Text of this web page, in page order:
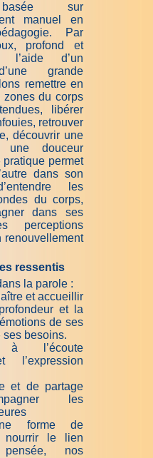
sur
manuel en
Par
profond et
d’un
grande
remettre en
zones du corps
libérer
retrouver
découvrir une
une douceur
permet
dans son
les
du corps,
dans ses
perceptions
renouvellement
ressentis
la parole :
et accueillir
et la
de ses
ses besoins.
à l’écoute
l’expression
et de partage
les
forme de
nourrir le lien
nos